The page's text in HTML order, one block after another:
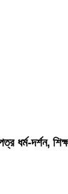
ধর্ম-দর্শন,